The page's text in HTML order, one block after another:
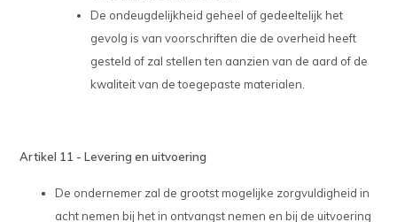
De ondeugdelijkheid geheel of gedeeltelijk het
gevolg is van voorschriften die de overheid heeft
gesteld of zal stellen ten aanzien van de aard of de
kwaliteit van de toegepaste materialen.
Artikel 11 - Levering en uitvoering
De ondernemer zal de grootst mogelijke zorgvuldigheid in
acht nemen bij het in ontvangst nemen en bij de uitvoering